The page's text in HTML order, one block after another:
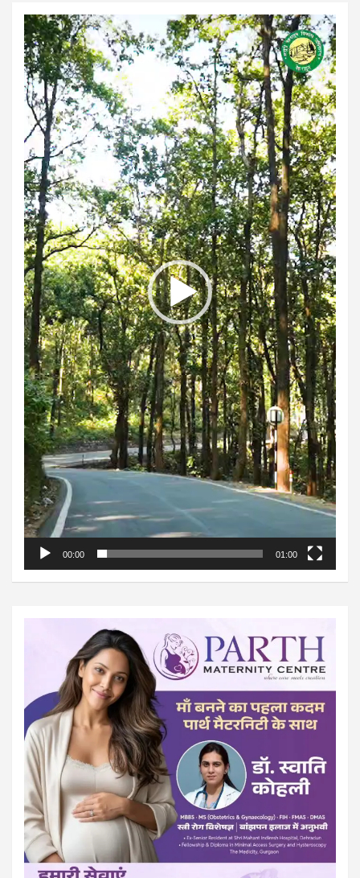
Video
Player
00:00 01:00